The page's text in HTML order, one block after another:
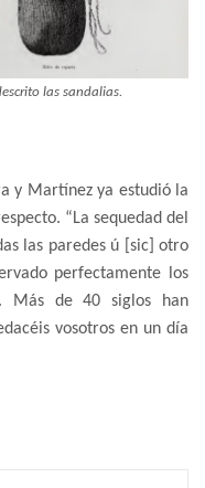
las sandalias.
y Martínez ya estudió la
“La sequedad del
las paredes ú [sic] otro
perfectamente los
Más de 40 siglos han
vosotros en un día